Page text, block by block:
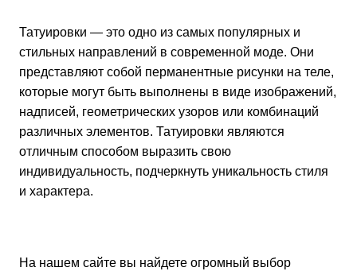
Татуировки — это одно из самых популярных и
стильных направлений в современной моде. Они
представляют собой перманентные рисунки на теле,
которые могут быть выполнены в виде изображений,
надписей, геометрических узоров или комбинаций
различных элементов. Татуировки являются
отличным способом выразить свою
индивидуальность, подчеркнуть уникальность стиля
и характера.
На нашем сайте вы найдете огромный выбор